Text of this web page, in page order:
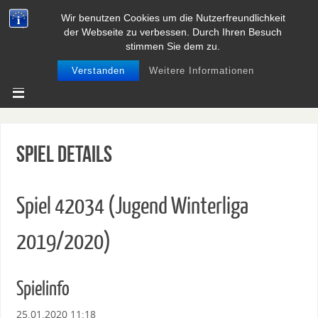
Wir benutzen Cookies um die Nutzerfreundlichkeit
der Webseite zu verbessen. Durch Ihren Besuch
stimmen Sie dem zu.
Verstanden Weitere Informationen
BASEBALL UND SOFTBALL IN
NIEDERSACHSEN
Spiel Details
Spiel 42034 (Jugend Winterliga
2019/2020)
Spielinfo
25.01.2020 11:18